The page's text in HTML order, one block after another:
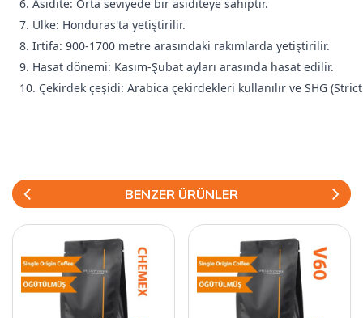
6. Asidite: Orta seviyede bir asiditeye sahiptir.
7. Ülke: Honduras'ta yetiştirilir.
8. İrtifa: 900-1700 metre arasındaki rakımlarda yetiştirilir.
9. Hasat dönemi: Kasım-Şubat ayları arasında hasat edilir.
10. Çekirdek çeşidi: Arabica çekirdekleri kullanılır ve SHG
BENZER ÜRÜNLER